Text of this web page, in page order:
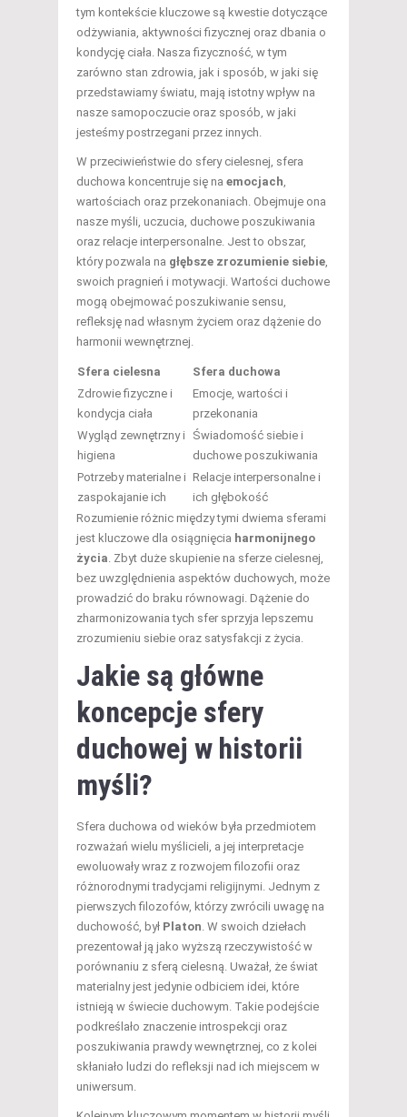
tym kontekście kluczowe są kwestie dotyczące
odżywiania, aktywności fizycznej oraz dbania o
kondycję ciała. Nasza fizyczność, w tym
zarówno stan zdrowia, jak i sposób, w jaki się
przedstawiamy światu, mają istotny wpływ na
nasze samopoczucie oraz sposób, w jaki
jesteśmy postrzegani przez innych.
W przeciwieństwie do sfery cielesnej, sfera
duchowa koncentruje się na emocjach
wartościach oraz przekonaniach. Obejmuje ona
nasze myśli, uczucia, duchowe poszukiwania
oraz relacje interpersonalne. Jest to obszar,
który pozwala na głębsze zrozumienie siebie
swoich pragnień i motywacji. Wartości duchowe
mogą obejmować poszukiwanie sensu,
refleksję nad własnym życiem oraz dążenie do
harmonii wewnętrznej.
Sfera cielesna
Sfera duchowa
Zdrowie fizyczne i
kondycja ciała
Emocje, wartości i
przekonania
Wygląd zewnętrzny i
higiena
Świadomość siebie i
duchowe poszukiwania
Potrzeby materialne i
zaspokajanie ich
Relacje interpersonalne i
ich głębokość
Rozumienie różnic między tymi dwiema sferami
jest kluczowe dla osiągnięcia harmonijnego
życia . Zbyt duże skupienie na sferze cielesnej,
bez uwzględnienia aspektów duchowych, może
prowadzić do braku równowagi. Dążenie do
zharmonizowania tych sfer sprzyja lepszemu
zrozumieniu siebie oraz satysfakcji z życia.
Jakie są główne
koncepcje sfery
duchowej w historii
myśli?
Sfera duchowa od wieków była przedmiotem
rozważań wielu myślicieli, a jej interpretacje
ewoluowały wraz z rozwojem filozofii oraz
różnorodnymi tradycjami religijnymi. Jednym z
pierwszych filozofów, którzy zwrócili uwagę na
duchowość, był Platon . W swoich dziełach
prezentował ją jako wyższą rzeczywistość w
porównaniu z sferą cielesną. Uważał, że świat
materialny jest jedynie odbiciem idei, które
istnieją w świecie duchowym. Takie podejście
podkreślało znaczenie introspekcji oraz
poszukiwania prawdy wewnętrznej, co z kolei
skłaniało ludzi do refleksji nad ich miejscem w
uniwersum.